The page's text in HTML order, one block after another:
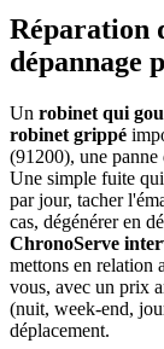
Réparation
dépannage
Un robinet qui
robinet grippé
(91200), une
Une simple fuite
par jour, tacher
cas, dégénérer en
ChronoServe
mettons en relation
vous, avec un prix
(nuit, week-end,
déplacement.